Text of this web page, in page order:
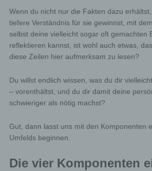
Wenn du nicht nur die Fakten dazu
tiefere Verständnis für sie gewinnst, mit
selbst deine vielleicht sogar oft gemachten
reflektieren kannst, ist wohl auch etwas,
diese Zeilen hier aufmerksam zu lesen?
Du willst endlich wissen, was du dir
– vorenthältst, und du dir damit deine
schwieriger als nötig machst?
Gut, dann lasst uns mit den Komponenten
Umfelds beginnen.
Die vier Komponenten